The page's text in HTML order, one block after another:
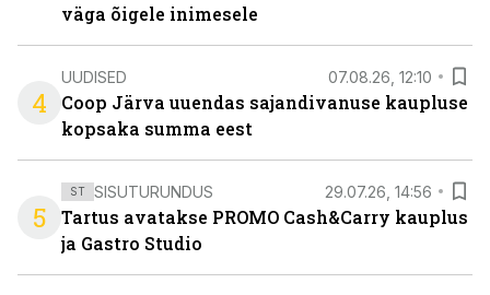
väga õigele inimesele
4
UUDISED 07.08.26, 12:10
Coop Järva uuendas sajandivanuse kaupluse
kopsaka summa eest
5
ST SISUTURUNDUS 29.07.26, 14:56
Tartus avatakse PROMO Cash&Carry kauplus
ja Gastro Studio